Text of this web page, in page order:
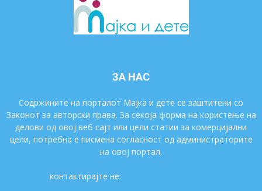
ЗА НАС
Содржините на порталот Мајка и дете се заштитени со
Законот за авторски права. За секоја форма на користење на
делови од овој веб сајт или цели статии за комерцијални
цели, потребна е писмена согласност од администраторите
на овој портал.
контактирајте не: